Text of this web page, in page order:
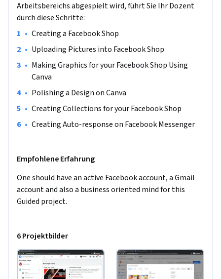
without extensive photo editing knowledge or experience.
This guided project is for intermediate users of Facebook
Business users since we will develop from the basic
knowledge of running a Facebook Page.
simplified online buying and selling process for customers
and small business owners.
Arbeitsbereichs abgespielt wird, führt Sie Ihr Dozent
durch diese Schritte:
• Creating a Facebook Shop
• Uploading Pictures into Facebook Shop
• Making Graphics for your Facebook Shop Using
Canva
• Polishing a Design on Canva
• Creating Collections for your Facebook Shop
• Creating Auto-response on Facebook Messenger
Empfohlene Erfahrung
One should have an active Facebook account, a Gmail
account and also a business oriented mind for this
Guided project.
6 Projektbilder